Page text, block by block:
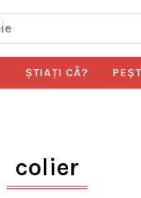
ŞTIAŢI CĂ?
colier